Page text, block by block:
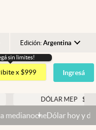
Edición: Argentina
Argentina
España
USA
sin limites!
x $999 Ingresá
DÓLAR MEP $ 1521,52
hoy y dólar blue hoy: